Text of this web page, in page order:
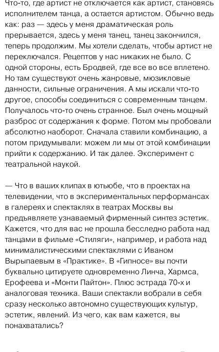
Что-то, где артист не отключается как артист, становясь
исполнителем танца, а остается артистом. Обычно ведь
как: раз — здесь у меня драматическая роль
прерывается, здесь у меня танец, танец закончился,
теперь продолжим. Мы хотели сделать, чтобы артист не
переключался. Рецептов у нас никаких не было. С
одной стороны, есть Бродвей, где все во все вплетено.
Но там существуют очень жанровые, мюзикловые
данности, сильные ограничения. А мы искали что-то
другое, способы соединиться с современным танцем.
Получалось что-то очень странное. Был очень мощный
разброс от содержания к форме. Потом мы пробовали
абсолютно наоборот. Сначала ставили комбинацию, а
потом придумывали: можем ли мы от этой комбинации
прийти к содержанию. И так далее. Эксперимент с
театральной наукой.
— Что в ваших клипах в ютьюбе, что в проектах на
телевидении, что в экспериментальных перформансах
в галереях и спектаклях в театрах Москвы вы
предъявляете узнаваемый фирменный синтез эстетик.
Кажется, что для вас не прошла бесследно работа над
танцами в фильме «Стиляги», например, и работа над
минималистическими спектаклями с Иваном
Вырыпаевым в «Практике». В «Гипносе» вы почти
буквально цитируете одновременно Линча, Хармса,
Ерофеева и «Монти Пайтон». Плюс эстрада 70-х и
аналоговая техника. Ваши спектакли вобрали в себя
сразу несколько автономно существующих культур,
эстетик, явлений. Из чего, как вам кажется, вы
понахватались?